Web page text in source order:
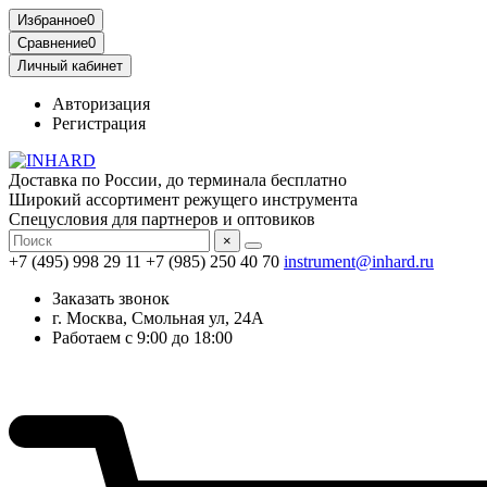
Избранное0
Сравнение0
Личный кабинет
Авторизация
Регистрация
Доставка по России, до терминала бесплатно
Широкий ассортимент режущего инструмента
Спецусловия для партнеров и оптовиков
×
+7 (495) 998 29 11 +7 (985) 250 40 70 instrument@inhard.ru
Заказать звонок
г. Москва, Смольная ул, 24А
Работаем с 9:00 до 18:00